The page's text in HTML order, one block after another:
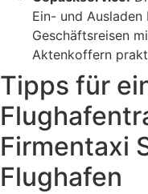
Ein- und
Geschäftsreisen
Aktenkoffern
Tipps für
Firmentaxi
Flughafen